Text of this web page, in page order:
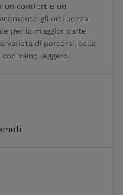
un comfort e un
gli urti senza
per la maggior parte
varietà di percorsi, dalle
zaino leggero.